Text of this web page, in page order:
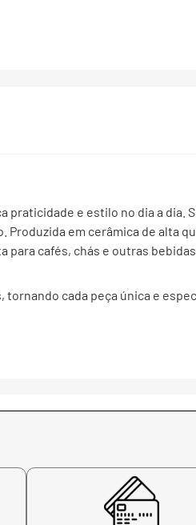
praticidade e estilo no dia a
em cerâmica de alta
para cafés, chás e outras
cada peça única e